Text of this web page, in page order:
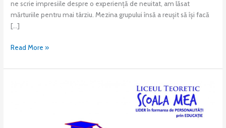
ne scrie impresiile despre o experiență de neuitat, am lăsat
mărturiile pentru mai târziu. Mezina grupului însă a reușit să își facă
[…]
Read More »